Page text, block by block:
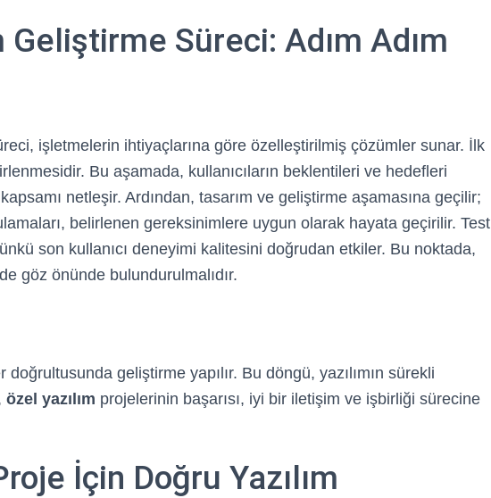
Geliştirme Süreci: Adım Adım
işletmelerin ihtiyaçlarına göre özelleştirilmiş çözümler sunar. İlk
Bu aşamada, kullanıcıların beklentileri ve hedefleri
netleşir. Ardından, tasarım ve geliştirme aşamasına geçilir;
belirlenen gereksinimlere uygun olarak hayata geçirilir. Test
son kullanıcı deneyimi kalitesini doğrudan etkiler. Bu noktada,
göz önünde bulundurulmalıdır.
geliştirme yapılır. Bu döngü, yazılımın sürekli
özel yazılım projelerinin başarısı, iyi bir iletişim ve işbirliği sürecine
İçin Doğru Yazılım